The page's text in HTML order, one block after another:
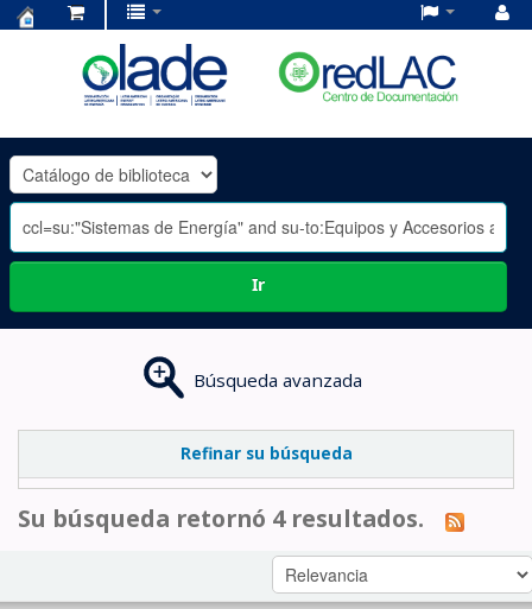
OLADE
-
Ir
Búsqueda avanzada
Refinar su búsqueda
Su búsqueda retornó 4 resultados.